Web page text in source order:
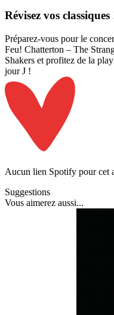
Révisez vos classiques
Préparez-vous pour le
Feu! Chatterton – The
Shakers et profitez de la
jour J !
Aucun lien Spotify pour cet
Suggestions
Vous aimerez aussi...